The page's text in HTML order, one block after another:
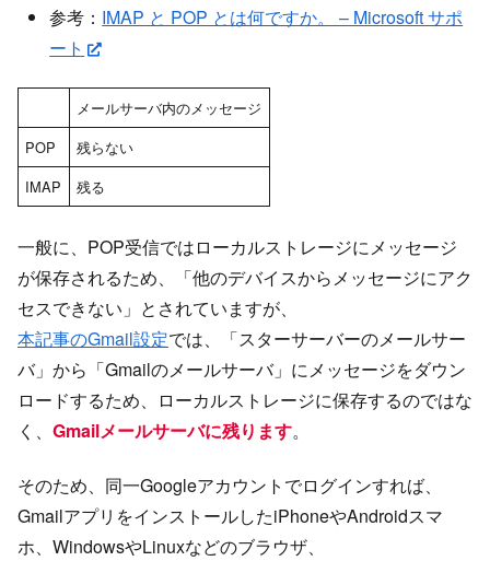
参考： IMAP と POP とは何ですか。 – Microsoft サポ
ート
メールサーバ内のメッセージ
POP
残らない
IMAP
残る
一般に、POP受信ではローカルストレージにメッセージ
が保存されるため、「他のデバイスからメッセージにアク
セスできない」とされていますが、
本記事のGmail設定では、「スターサーバーのメールサー
バ」から「Gmailのメールサーバ」にメッセージをダウン
ロードするため、ローカルストレージに保存するのではな
く、 Gmailメールサーバに残ります。
そのため、同一Googleアカウントでログインすれば、
GmailアプリをインストールしたiPhoneやAndroidスマ
ホ、WindowsやLinuxなどのブラウザ、